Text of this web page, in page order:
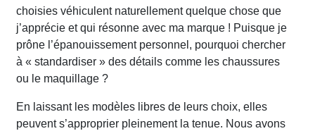
choisies véhiculent naturellement quelque chose que
j’apprécie et qui résonne avec ma marque ! Puisque je
prône l’épanouissement personnel, pourquoi chercher
à « standardiser » des détails comme les chaussures
ou le maquillage ?
En laissant les modèles libres de leurs choix, elles
peuvent s’approprier pleinement la tenue. Nous avons